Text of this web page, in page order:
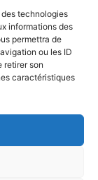
technologies
informations des
permettra de
ou les ID
retirer son
caractéristiques